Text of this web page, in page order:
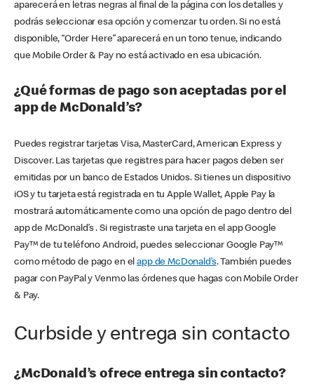
aparecerá en letras negras al final de la página con los detalles y
podrás seleccionar esa opción y comenzar tu orden. Si no está
disponible, “Order Here” aparecerá en un tono tenue, indicando
que Mobile Order & Pay no está activado en esa ubicación.
¿Qué formas de pago son aceptadas por el
app de McDonald’s?
Puedes registrar tarjetas Visa, MasterCard, American Express y
Discover. Las tarjetas que registres para hacer pagos deben ser
emitidas por un banco de Estados Unidos. Si tienes un dispositivo
iOS y tu tarjeta está registrada en tu Apple Wallet, Apple Pay la
mostrará automáticamente como una opción de pago dentro del
app de McDonald’s . Si registraste una tarjeta en el app Google
Pay™ de tu teléfono Android, puedes seleccionar Google Pay™
como método de pago en elapp de McDonald’s. También puedes
pagar con PayPal y Venmo las órdenes que hagas con Mobile Order
& Pay.
Curbside y entrega sin contacto
¿McDonald’s ofrece entrega sin contacto?